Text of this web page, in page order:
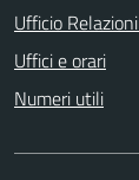
Ufficio
Uffici e orari
Numeri utili